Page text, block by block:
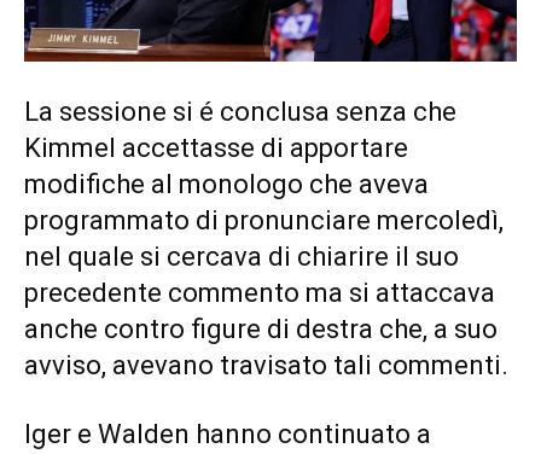
La sessione si é conclusa senza che
Kimmel accettasse di apportare
modifiche al monologo che aveva
programmato di pronunciare mercoledì,
nel quale si cercava di chiarire il suo
precedente commento ma si attaccava
anche contro figure di destra che, a suo
avviso, avevano travisato tali commenti.
Iger e Walden hanno continuato a